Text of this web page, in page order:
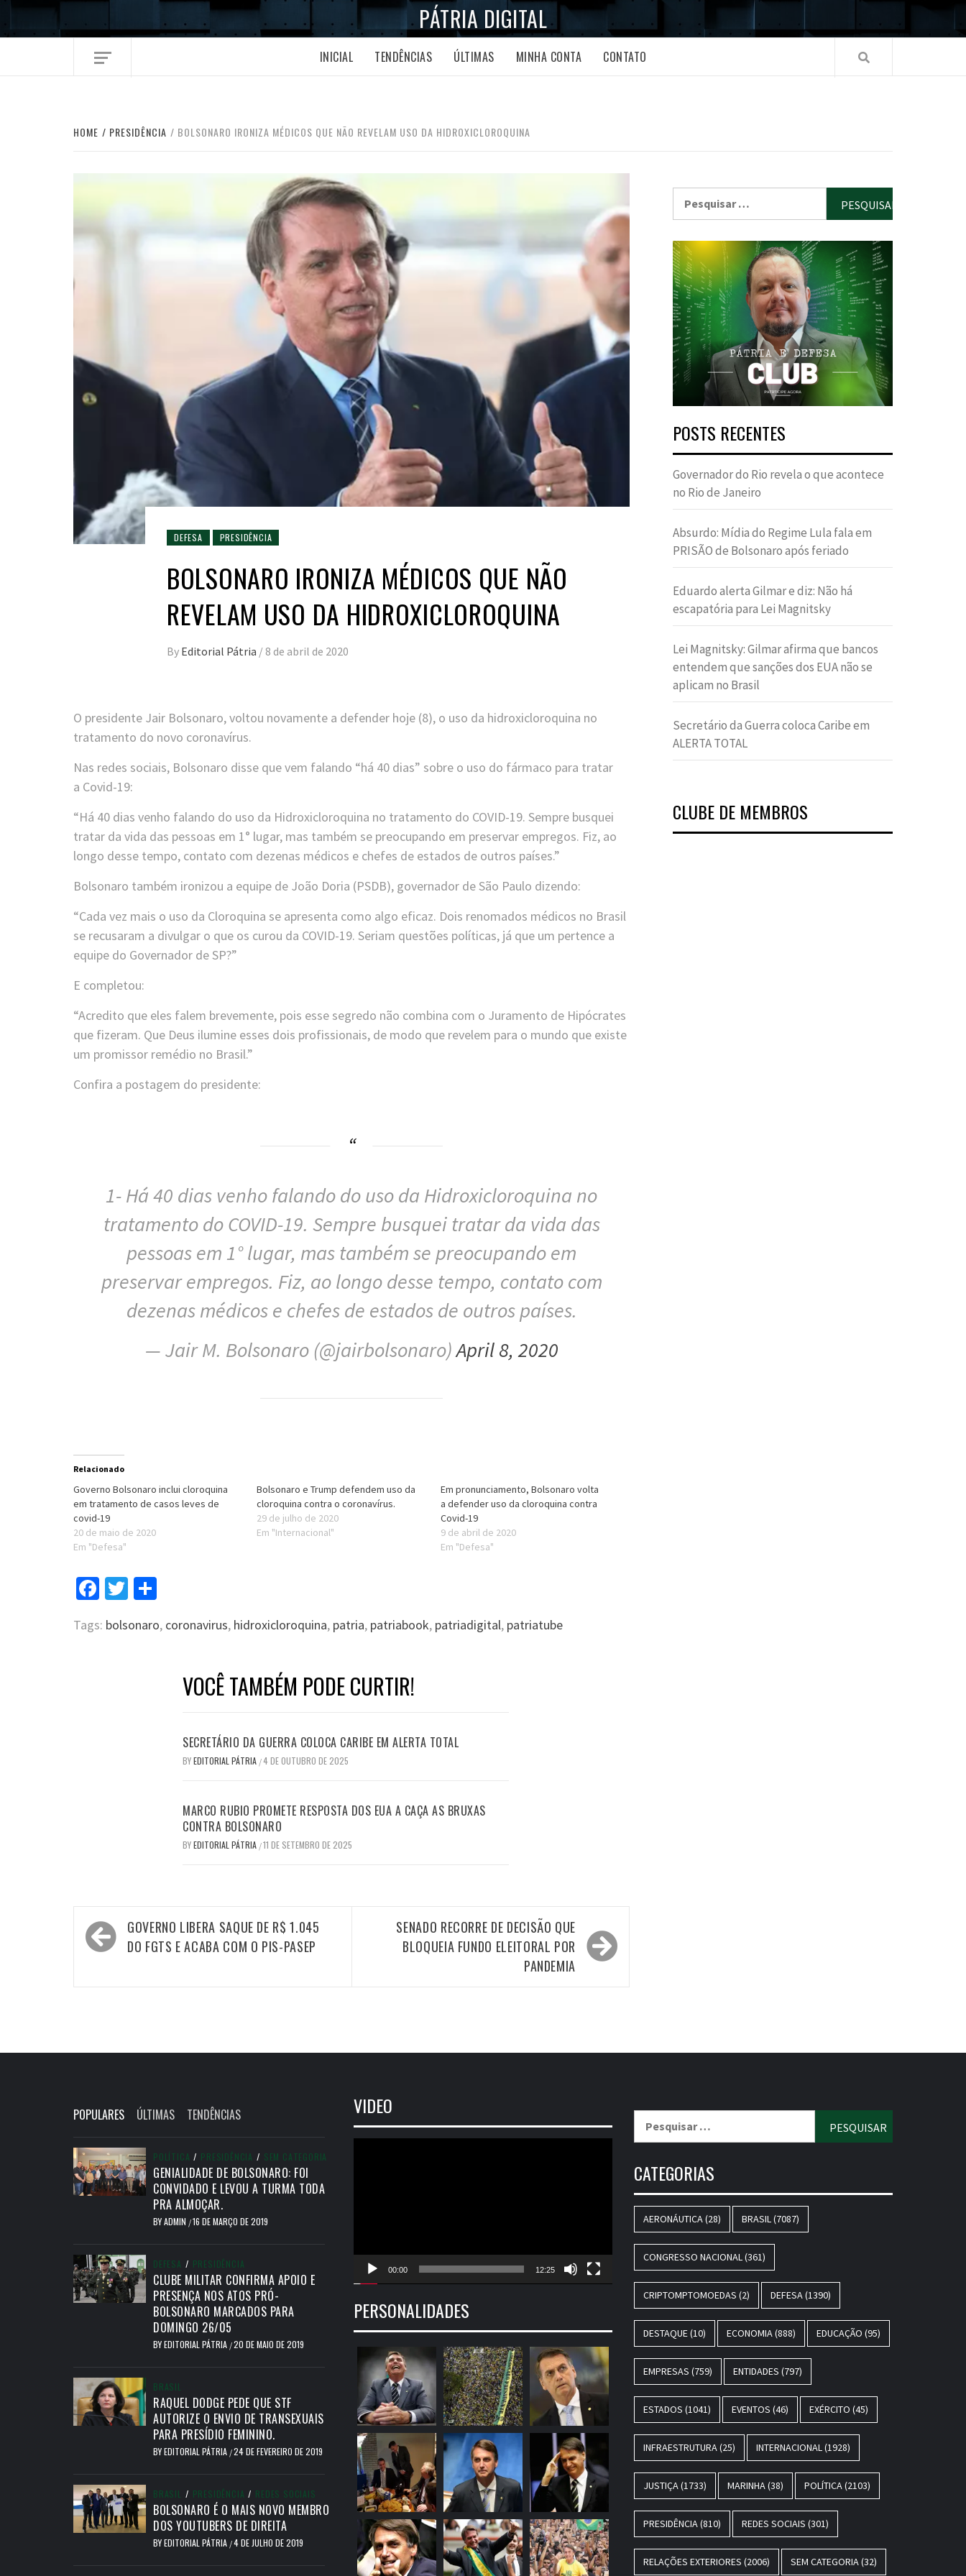
PÁTRIA DIGITAL
INICIAL TENDÊNCIAS ÚLTIMAS MINHA CONTA CONTATO
HOME PRESIDÊNCIA BOLSONARO IRONIZA MÉDICOS QUE NÃO REVELAM USO DA HIDROXICLOROQUINA
DEFESA PRESIDÊNCIA
BOLSONARO IRONIZA MÉDICOS QUE NÃO
REVELAM USO DA HIDROXICLOROQUINA
By Editorial Pátria /8 de abril de 2020
O presidente Jair Bolsonaro, voltou novamente a defender hoje (8), o uso da hidroxicloroquina no
tratamento do novo coronavírus.
Nas redes sociais, Bolsonaro disse que vem falando “há 40 dias” sobre o uso do fármaco para tratar
a Covid-19:
“Há 40 dias venho falando do uso da Hidroxicloroquina no tratamento do COVID-19. Sempre busquei
tratar da vida das pessoas em 1° lugar, mas também se preocupando em preservar empregos. Fiz, ao
longo desse tempo, contato com dezenas médicos e chefes de estados de outros países.”
Bolsonaro também ironizou a equipe de João Doria (PSDB), governador de São Paulo dizendo:
“Cada vez mais o uso da Cloroquina se apresenta como algo eficaz. Dois renomados médicos no Brasil
se recusaram a divulgar o que os curou da COVID-19. Seriam questões políticas, já que um pertence a
equipe do Governador de SP?”
E completou:
“Acredito que eles falem brevemente, pois esse segredo não combina com o Juramento de Hipócrates
que fizeram. Que Deus ilumine esses dois profissionais, de modo que revelem para o mundo que existe
um promissor remédio no Brasil.”
Confira a postagem do presidente:
1- Há 40 dias venho falando do uso da Hidroxicloroquina no
tratamento do COVID-19. Sempre busquei tratar da vida das
pessoas em 1° lugar, mas também se preocupando em
preservar empregos. Fiz, ao longo desse tempo, contato com
dezenas médicos e chefes de estados de outros países.
— Jair M. Bolsonaro (@jairbolsonaro)April 8, 2020
Relacionado
Governo Bolsonaro inclui cloroquina
em tratamento de casos leves de
covid-19
20 de maio de 2020
Em "Defesa"
Bolsonaro e Trump defendem uso da
cloroquina contra o coronavírus.
29 de julho de 2020
Em "Internacional"
Em pronunciamento, Bolsonaro volta
a defender uso da cloroquina contra
Covid-19
9 de abril de 2020
Em "Defesa"
Facebook
Twitter
Tags: bolsonaro, coronavirus, hidroxicloroquina, patria, patriabook, patriadigital, patriatube
VOCÊ TAMBÉM PODE CURTIR!
SECRETÁRIO DA GUERRA COLOCA CARIBE EM ALERTA TOTAL
BYEDITORIAL PÁTRIA /4 DE OUTUBRO DE 2025
MARCO RUBIO PROMETE RESPOSTA DOS EUA A CAÇA AS BRUXAS
CONTRA BOLSONARO
BYEDITORIAL PÁTRIA /11 DE SETEMBRO DE 2025
Navegação
de
GOVERNO LIBERA SAQUE DE R$ 1.045
DO FGTS E ACABA COM O PIS-PASEP
SENADO RECORRE DE DECISÃO QUE
BLOQUEIA FUNDO ELEITORAL POR
PANDEMIA
POSTS RECENTES
Governador do Rio revela o que acontece
no Rio de Janeiro
Absurdo: Mídia do Regime Lula fala em
PRISÃO de Bolsonaro após feriado
Eduardo alerta Gilmar e diz: Não há
escapatória para Lei Magnitsky
Lei Magnitsky: Gilmar afirma que bancos
entendem que sanções dos EUA não se
aplicam no Brasil
Secretário da Guerra coloca Caribe em
ALERTA TOTAL
CLUBE DE MEMBROS
POPULARES ÚLTIMAS TENDÊNCIAS
POLÍTICA / PRESIDÊNCIA / SEM CATEGORIA
GENIALIDADE DE BOLSONARO: FOI
CONVIDADO E LEVOU A TURMA TODA
PRA ALMOÇAR.
BYADMIN /16 DE MARÇO DE 2019
DEFESA / PRESIDÊNCIA
CLUBE MILITAR CONFIRMA APOIO E
PRESENÇA NOS ATOS PRÓ-
BOLSONARO MARCADOS PARA
DOMINGO 26/05
BYEDITORIAL PÁTRIA /20 DE MAIO DE 2019
BRASIL
RAQUEL DODGE PEDE QUE STF
AUTORIZE O ENVIO DE TRANSEXUAIS
PARA PRESÍDIO FEMININO.
BYEDITORIAL PÁTRIA /24 DE FEVEREIRO DE 2019
BRASIL / PRESIDÊNCIA / REDES SOCIAIS
BOLSONARO É O MAIS NOVO MEMBRO
DOS YOUTUBERS DE DIREITA
BYEDITORIAL PÁTRIA /4 DE JULHO DE 2019
VIDEO
00:00 12:25
PERSONALIDADES
por:
CATEGORIAS
AERONÁUTICA(28) BRASIL(7087)
CONGRESSO NACIONAL(361)
CRIPTOMPTOMOEDAS (2) DEFESA(1390)
DESTAQUE(10) ECONOMIA(888) EDUCAÇÃO (95)
EMPRESAS (759) ENTIDADES (797)
ESTADOS (1041) EVENTOS (46) EXÉRCITO (45)
INFRAESTRUTURA(25) INTERNACIONAL(1928)
JUSTIÇA(1733) MARINHA(38) POLÍTICA(2103)
PRESIDÊNCIA(810) REDES SOCIAIS (301)
RELAÇÕES EXTERIORES (2006) SEM CATEGORIA(32)